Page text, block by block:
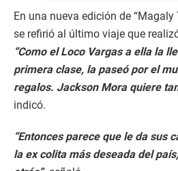
En una nueva edición de “Magaly
se refirió al último viaje que
“Como el Loco Vargas a ella la
primera clase, la paseó por el
regalos. Jackson Mora quiere
indicó.
“Entonces parece que le da sus
la ex colita más deseada del